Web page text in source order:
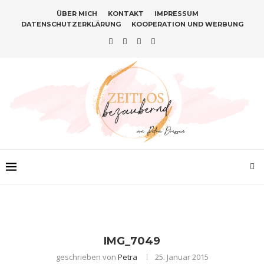
ÜBER MICH KONTAKT
IMPRESSUM
DATENSCHUTZERKLÄRUNG
KOOPERATION UND WERBUNG
IMG_7049
geschrieben von Petra 25. Januar 2015